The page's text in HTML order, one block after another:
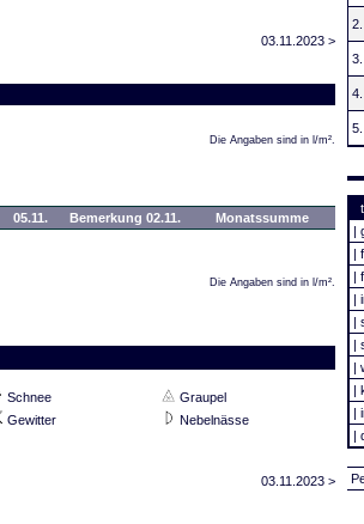
03.11.2023 >
Die Angaben sind in l/m².
05.11. Bemerkung 02.11.
Monatssumme
Die Angaben sind in l/m².
Schnee
Graupel
Gewitter
Nebelnässe
03.11.2023 >
2.
3.
4.
5.
|
|
|
|
|
|
|
|
|
|